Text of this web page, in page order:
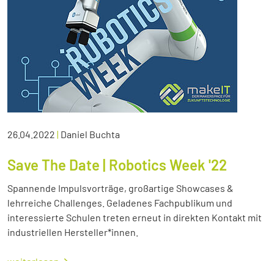
26.04.2022 | Daniel Buchta
Save The Date | Robotics Week '22
Spannende Impulsvorträge, großartige Showcases &
lehrreiche Challenges. Geladenes Fachpublikum und
interessierte Schulen treten erneut in direkten Kontakt mit
industriellen Hersteller*innen.